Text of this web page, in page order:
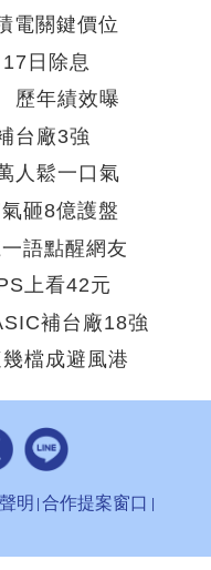
電關鍵價位
日除息
歷年績效曝
台廠3強
人鬆一口氣
砸8億護盤
語點醒網友
上看42元
補台廠18強
檔成避風港
明 合作提案窗口